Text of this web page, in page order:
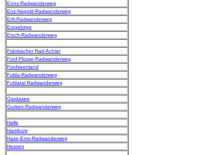
Enns-Radwanderweg
Enz-Nagold-Radwanderweg
Erft-Radwanderweg
Erzgebirge
Etsch-Radwanderweg
Fränkischer Rad-Achter
Fünf-Flüsse-Radwanderweg
Fünfseenland
Fulda-Radwanderweg
Fuldatal Radwanderweg
Gardasee
Gurken-Radwanderweg
Halle
Hamburg
Hase-Ems-Radwanderweg
Hessen